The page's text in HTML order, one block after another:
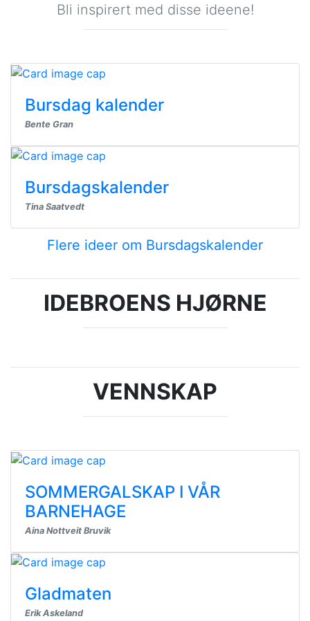
Bli inspirert med disse ideene!
Bursdag kalender
Bente Gran
Bursdagskalender
Tina Saatvedt
Flere ideer om Bursdagskalender
IDEBROENS HJØRNE
VENNSKAP
SOMMERGALSKAP I VÅR
BARNEHAGE
Aina Nottveit Bruvik
Gladmaten
Erik Askeland